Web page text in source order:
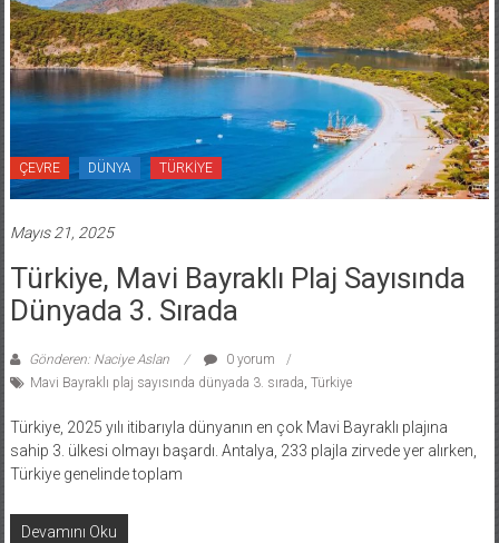
ÇEVRE DÜNYA TÜRKİYE
Mayıs 21, 2025
Türkiye, Mavi Bayraklı Plaj Sayısında
Dünyada 3. Sırada
Gönderen: Naciye Aslan
0 yorum
Mavi Bayraklı plaj sayısında dünyada 3. sırada Türkiye
Türkiye, 2025 yılı itibarıyla dünyanın en çok Mavi Bayraklı plajına
sahip 3. ülkesi olmayı başardı. Antalya, 233 plajla zirvede yer alırken,
Türkiye genelinde toplam
Devamını Oku